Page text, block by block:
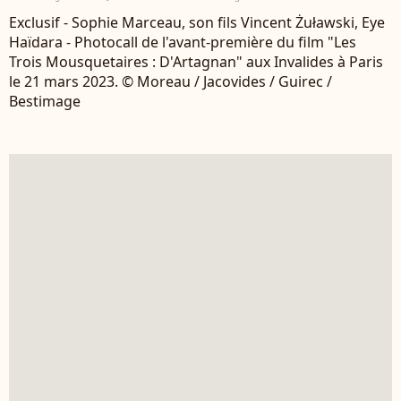
Exclusif - Sophie Marceau, son fils Vincent Żuławski, Eye
Haïdara - Photocall de l'avant-première du film "Les
Trois Mousquetaires : D'Artagnan" aux Invalides à Paris
le 21 mars 2023. © Moreau / Jacovides / Guirec /
Bestimage